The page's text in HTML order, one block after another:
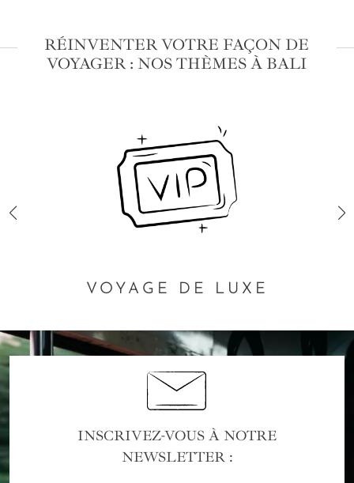
RÉINVENTER VOTRE FAÇON DE
VOYAGER : NOS THÈMES À BALI
VOYAGE DE LUXE
INSCRIVEZ-VOUS À NOTRE
NEWSLETTER :